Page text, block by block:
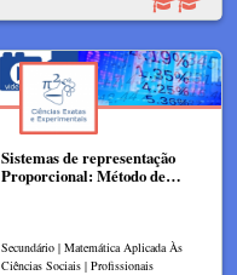
Sistemas de representação
Proporcional: Método de…
Secundário | Matemática Aplicada Às
Ciências Sociais | Profissionais